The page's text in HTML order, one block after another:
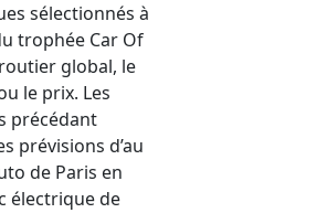
sélectionnés à
trophée Car Of
global, le
le prix. Les
précédant
prévisions d’au
o de Paris en
électrique de